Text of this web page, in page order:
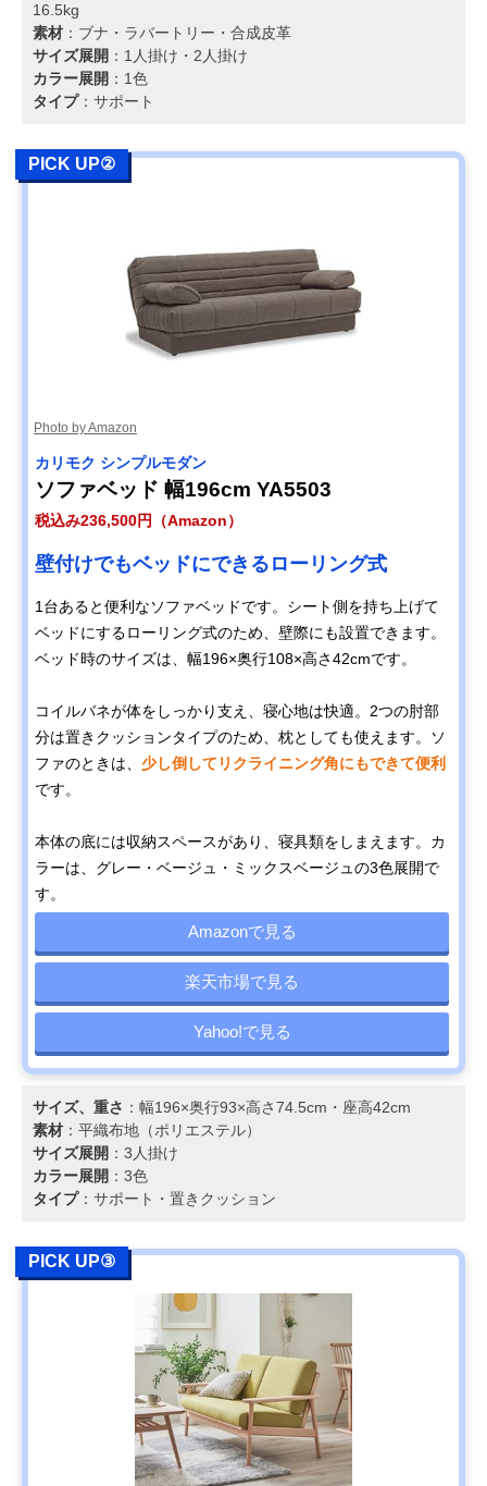
楽天市場で見る
ソファ 幅144cm
WC1002
ルスタイルを現代
ソファ 幅204cm
高いモデル
38.5cm、49kg
16.5kg
素材 ：ブナ・ラバートリー・合成皮革
サイズ展開 ：1人掛け・2人掛け
カラー展開 ：1色
タイプ：サポート
PICK UP②
Photo by Amazon
カリモク シンプルモダン
ソファベッド 幅196cm YA5503
税込み236,500円（Amazon）
壁付けでもベッドにできるローリング式
1台あると便利なソファベッドです。シート側を持ち上げて
ベッドにするローリング式のため、壁際にも設置できます。
ベッド時のサイズは、幅196×奥行108×高さ42cmです。
コイルバネが体をしっかり支え、寝心地は快適。2つの肘部
分は置きクッションタイプのため、枕としても使えます。ソ
ファのときは、 少し倒してリクライニング角にもできて便利
です。
本体の底には収納スペースがあり、寝具類をしまえます。カ
ラーは、グレー・ベージュ・ミックスベージュの3色展開で
す。
Amazonで見る
楽天市場で見る
Yahoo!で見る
サイズ、重さ ：幅196×奥行93×高さ74.5cm・座高42cm
素材 ：平織布地（ポリエステル）
サイズ展開 ：3人掛け
カラー展開 ：3色
タイプ：サポート・置きクッション
PICK UP③